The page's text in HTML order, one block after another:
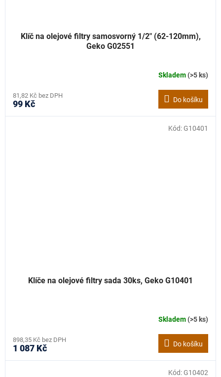
Klíč na olejové filtry samosvorný 1/2" (62-120mm),
Geko G02551
Skladem(>5 ks)
81,82 Kč bez DPH
99 Kč Do košíku
Klíče na olejové filtry sada 30ks, Geko G10401
Skladem(>5 ks)
898,35 Kč bez DPH
1 087 Kč Do košíku
Kód: G10401
Kód: G10402